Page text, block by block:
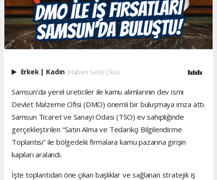
Erkek | Kadın (Haberi Sesli Oku)
Samsun’da yerel üreticiler ile kamu alımlarının dev ismi
Devlet Malzeme Ofisi (DMO) önemli bir buluşmaya imza attı.
Samsun Ticaret ve Sanayi Odası (TSO) ev sahipliğinde
gerçekleştirilen “Satın Alma ve Tedarikçi Bilgilendirme
Toplantısı” ile bölgedeki firmalara kamu pazarına girişin
kapıları aralandı.
İşte toplantıdan öne çıkan başlıklar ve sağlanan stratejik iş